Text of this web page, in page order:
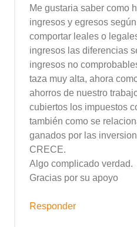
Me gustaria saber como
ingresos y egresos
comportar leales o
ingresos las diferencias
ingresos no
taza muy alta, ahora
ahorros de nuestro
cubiertos los impuestos
también como se
ganados por las
CRECE.
Algo complicado verdad.
Gracias por su apoyo
Responder